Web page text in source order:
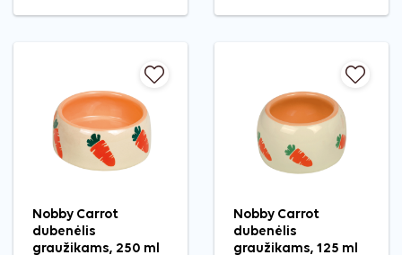
Nobby Carrot
dubenėlis
graužikams, 250 ml
Nobby Carrot
dubenėlis
graužikams, 125 ml